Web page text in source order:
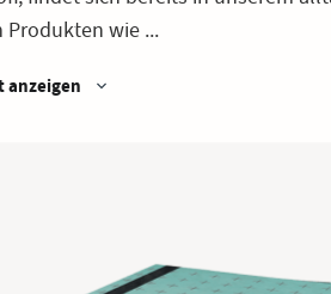
Produkten wie ...
anzeigen